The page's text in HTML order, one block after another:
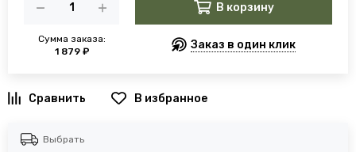
Сумма заказа:
1 879 ₽
В корзину
Заказ в один клик
В избранное
Выбрать